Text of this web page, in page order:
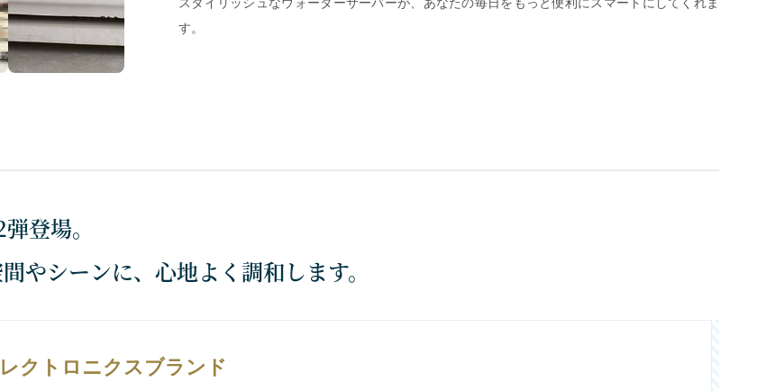
スタイリッシュなウォーターサーバーが、あなたの毎日をもっと便利にスマートにしてくれま
す。
登場。
やシーンに、心地よく調和します。
クトロニクスブランド